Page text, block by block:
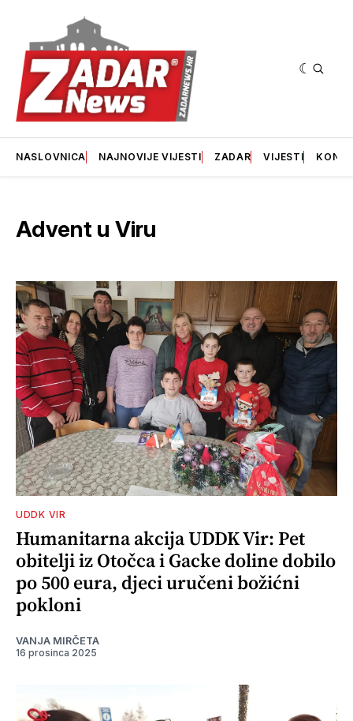
NASLOVNICA NAJNOVIJE VIJESTI ZADAR VIJESTI
Advent u Viru
UDDK VIR
Humanitarna akcija UDDK Vir: Pet
obitelji iz Otočca i Gacke doline dobilo
po 500 eura, djeci uručeni božićni
pokloni
VANJA MIRČETA
16 prosinca 2025